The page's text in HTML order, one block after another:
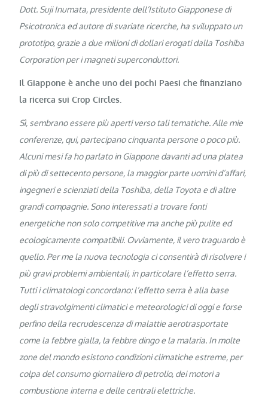
Dott. Suji Inumata, presidente dell’Istituto Giapponese di
Psicotronica ed autore di svariate ricerche, ha sviluppato un
prototipo, grazie a due milioni di dollari erogati dalla Toshiba
Corporation per i magneti superconduttori.
Il Giappone è anche uno dei pochi Paesi che finanziano
la ricerca sui Crop Circles.
Sì, sembrano essere più aperti verso tali tematiche. Alle mie
conferenze, qui, partecipano cinquanta persone o poco più.
Alcuni mesi fa ho parlato in Giappone davanti ad una platea
di più di settecento persone, la maggior parte uomini d’affari,
ingegneri e scienziati della Toshiba, della Toyota e di altre
grandi compagnie. Sono interessati a trovare fonti
energetiche non solo competitive ma anche più pulite ed
ecologicamente compatibili. Ovviamente, il vero traguardo è
quello. Per me la nuova tecnologia ci consentirà di risolvere i
più gravi problemi ambientali, in particolare l’effetto serra.
Tutti i climatologi concordano: l’effetto serra è alla base
degli stravolgimenti climatici e meteorologici di oggi e forse
perfino della recrudescenza di malattie aerotrasportate
come la febbre gialla, la febbre dingo e la malaria. In molte
zone del mondo esistono condizioni climatiche estreme, per
colpa del consumo giornaliero di petrolio, dei motori a
combustione interna e delle centrali elettriche.